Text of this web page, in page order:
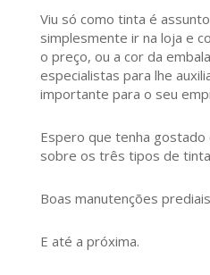
Viu só como tinta é
simplesmente ir na loja e
o preço, ou a cor da
especialistas para lhe
importante para o seu
Espero que tenha
sobre os três tipos de
Boas manutenções
E até a próxima.